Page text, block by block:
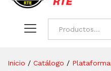
Inicio / Catálogo /